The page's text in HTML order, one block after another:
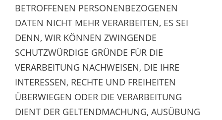
BETROFFENEN PERSONENBEZOGENEN
DATEN NICHT MEHR VERARBEITEN, ES SEI
DENN, WIR KÖNNEN ZWINGENDE
SCHUTZWÜRDIGE GRÜNDE FÜR DIE
VERARBEITUNG NACHWEISEN, DIE IHRE
INTERESSEN, RECHTE UND FREIHEITEN
ÜBERWIEGEN ODER DIE VERARBEITUNG
DIENT DER GELTENDMACHUNG, AUSÜBUNG